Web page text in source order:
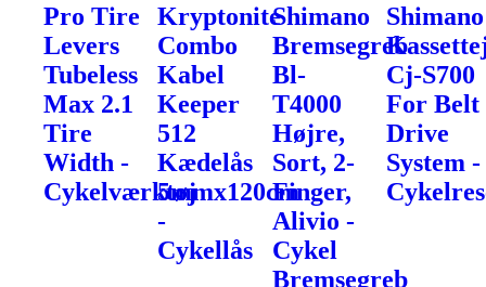
Pro Tire
Levers
Tubeless
Max 2.1
Tire
Width -
Cykelværktøj
Kryptonite
Combo
Kabel
Keeper
512
Kædelås
5mmx120cm
-
Cykellås
Shimano
Bremsegreb
Bl-
T4000
Højre,
Sort, 2-
Finger,
Alivio -
Cykel
Bremsegreb
Shimano
Cj-S700
For Belt
Drive
System -